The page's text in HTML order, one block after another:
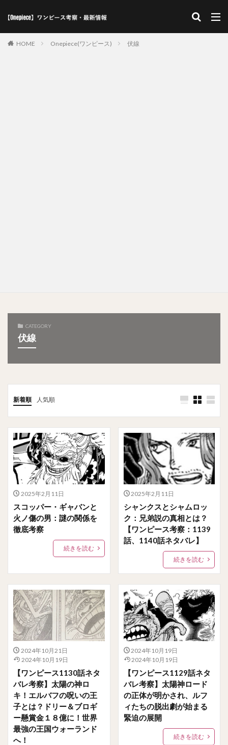
HOME Onepiece(ワンピース) 伏線
CATEGORY
伏線
新着順 人気順
2025年2月11日
スコッパー・ギャバンと
火ノ傷の男：謎の関係を
徹底考察
続きを読む
2025年2月11日
シャンクスとシャムロッ
ク：兄弟説の真相とは？
【ワンピース考察：1139
話、1140話ネタバレ】
続きを読む
2024年10月21日
2024年10月19日
【ワンピース1130話ネタ
バレ考察】太陽の神ロ
キ！エルバフの呪いの王
子とは？ドリー＆ブロギ
ー懸賞金１８億に！世界
最強の王国ウォーランド
へ！
2024年10月19日
2024年10月19日
【ワンピース1129話ネタ
バレ考察】太陽神ロード
の正体が明かされ、ルフ
ィたちの脱出劇が始まる
緊迫の展開
続きを読む